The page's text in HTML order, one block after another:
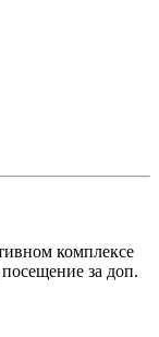
комплексе
за доп.